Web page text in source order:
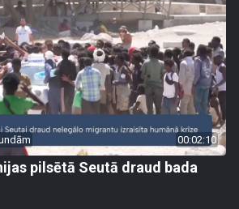
00:02:10
pilsētā Seutā draud bada